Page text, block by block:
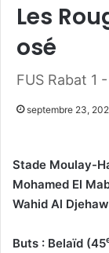
Les
osé
FUS Rabat 1
septembre 23,
Stade Moulay-
Mohamed El
Wahid Al
Buts : Belaïd (45